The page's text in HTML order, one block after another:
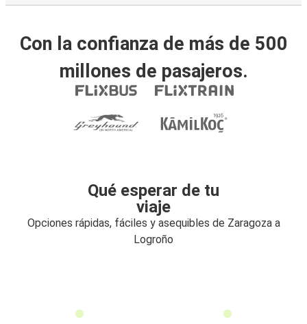
Con la confianza de más de 500
millones de pasajeros.
Qué esperar de tu
viaje
Opciones rápidas, fáciles y asequibles de Zaragoza a
Logroño